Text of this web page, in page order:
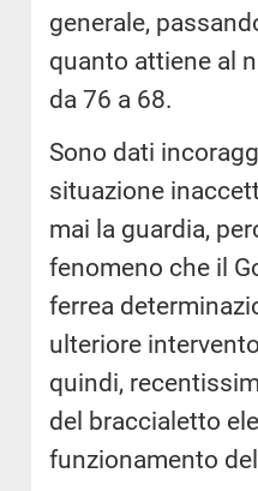
generale,
quanto attiene al
da 76 a 68.
Sono dati
situazione
mai la guardia,
fenomeno che il
ferrea
ulteriore
quindi,
del braccialetto
funzionamento